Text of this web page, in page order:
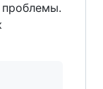
проблемы.